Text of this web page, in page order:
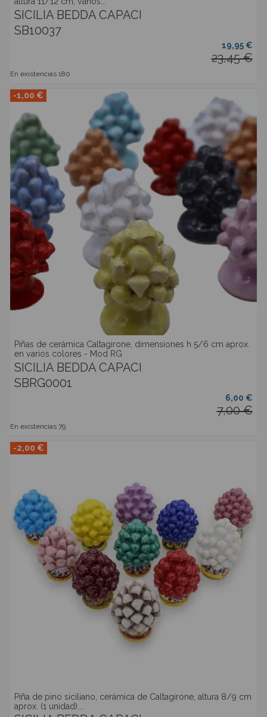
SICILIA BEDDA CAPACI
SB10037
19,95 €
23,45 €
En existencias 180
-1,00 €
Piñas de cerámica Caltagirone, dimensiones h 5/6 cm aprox.
en varios colores - Mod RG
SICILIA BEDDA CAPACI
SBRG0001
6,00 €
7,00 €
En existencias 79
-2,00 €
Piña de pino siciliano, cerámica de Caltagirone, altura 8/9 cm
aprox. (1 unidad)....